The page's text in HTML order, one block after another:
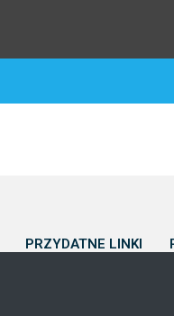
PRZYDATNE LINKI